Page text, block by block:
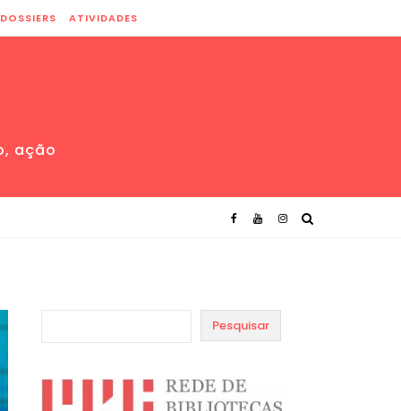
DOSSIERS ATIVIDADES
ação
Pesquisar